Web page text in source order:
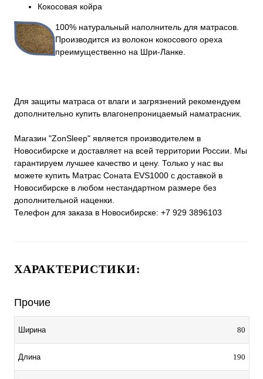
Кокосовая койра
100% натуральный наполнитель для матрасов.
Производится из волокон кокосового ореха
преимущественно на Шри-Ланке.
Для защиты матраса от влаги и загрязнений рекомендуем
дополнительно купить влагонепроницаемый наматрасник.
Магазин "ZonSleep" является производителем в
Новосибирске и доставляет на всей территории России. Мы
гарантируем лучшее качество и цену. Только у нас вы
можете купить Матрас Соната EVS1000 с доставкой в
Новосибирске в любом нестандартном размере без
дополнительной наценки.
Телефон для заказа в Новосибирске: +7 929 3896103
ХАРАКТЕРИСТИКИ:
Прочие
Ширина 80
Длина 190